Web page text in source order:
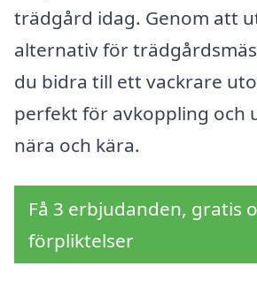
trädgård idag. Genom att
alternativ för
du bidra till ett vackrare
perfekt för avkoppling och
nära och kära.
Få 3 erbjudanden, gratis
förpliktelser